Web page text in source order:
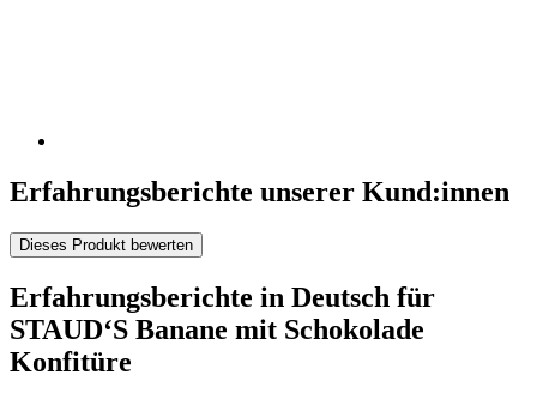
Erfahrungsberichte unserer Kund:innen
Dieses Produkt bewerten
Erfahrungsberichte in Deutsch für
STAUD‘S Banane mit Schokolade
Konfitüre